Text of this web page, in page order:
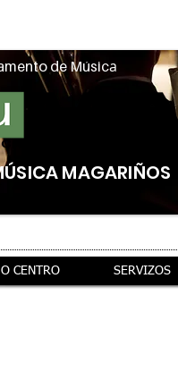
de Música
MAGARIÑOS
O CENTRO SERVIZOS